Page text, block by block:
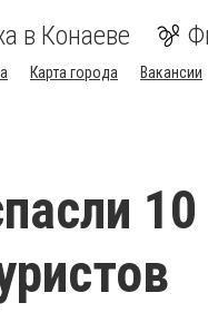
в Конаеве
Карта города Вакансии
10